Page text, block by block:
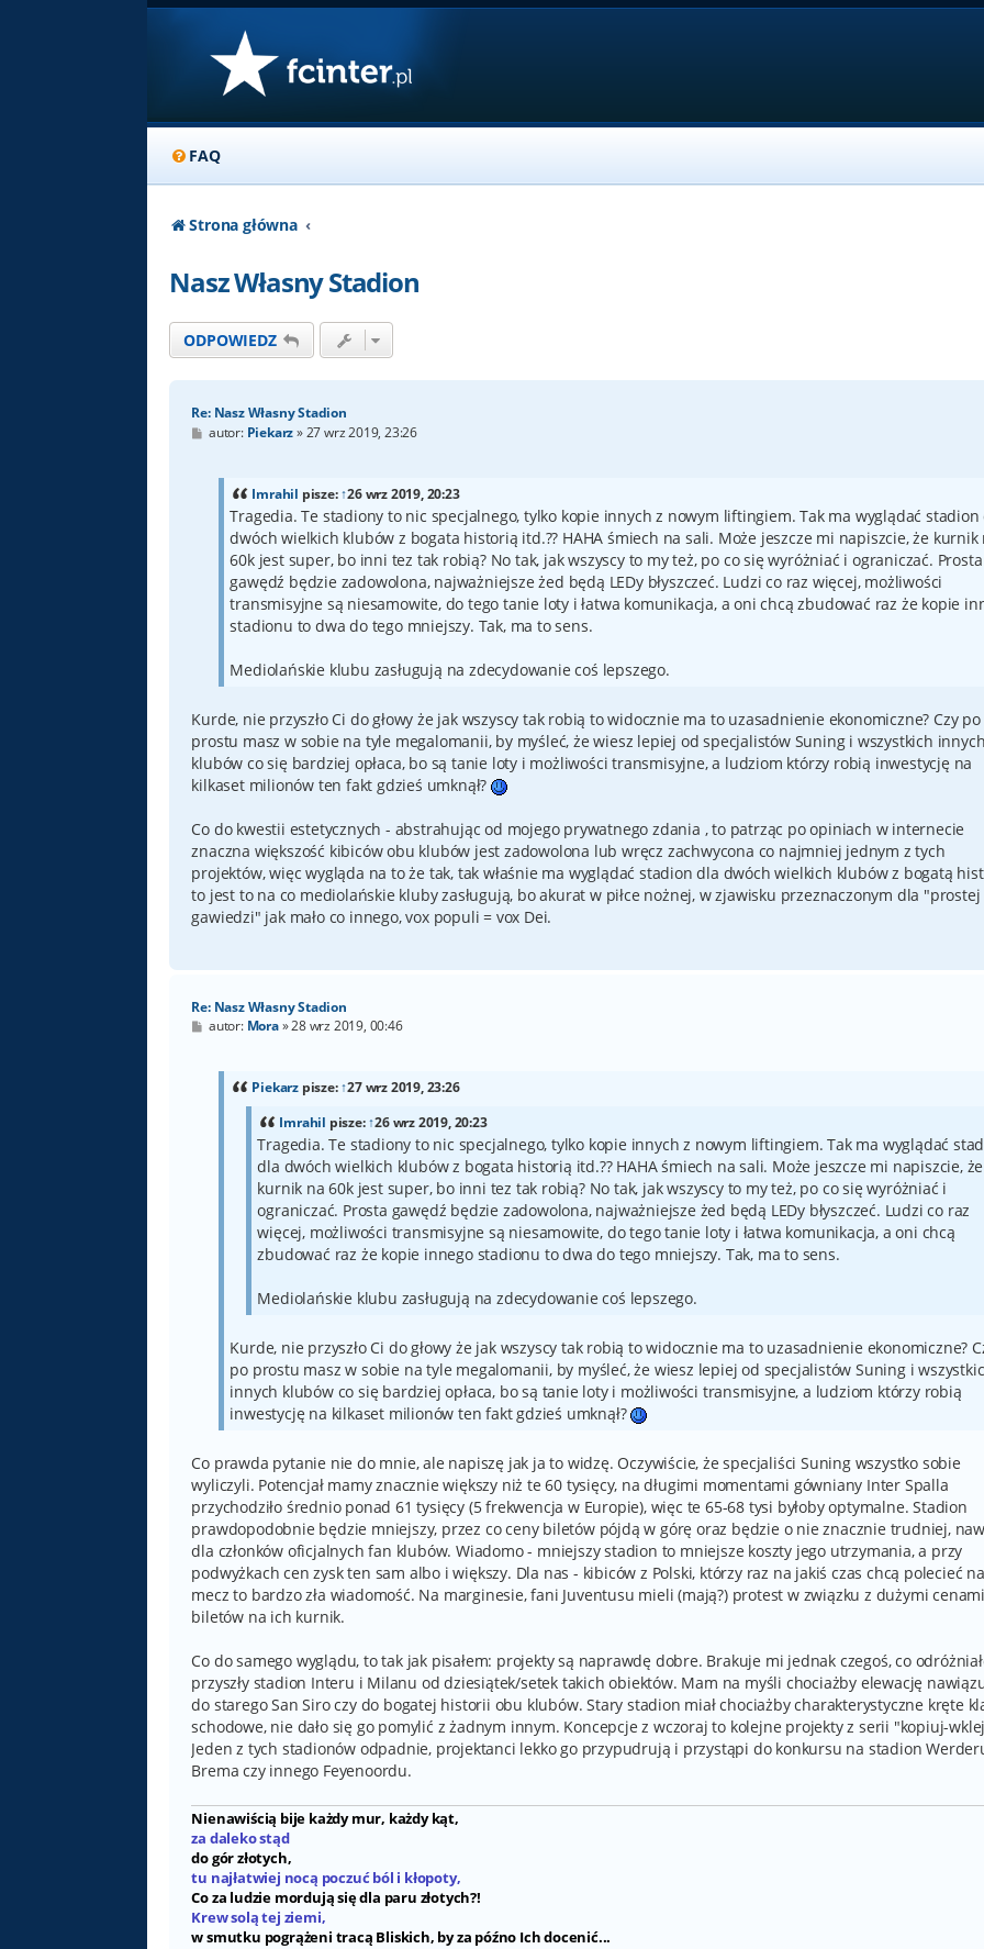
FAQ
Strona główna
Nasz Własny Stadion
ODPOWIEDZ
Re: Nasz Własny Stadion
Pautor: Piekarz»27 wrz 2019, 23:26
Imrahil pisze:↑26 wrz 2019, 20:23
Tragedia. Te stadiony to nic specjalnego, tylko kopie innych z nowym liftingiem. Tak ma wyglądać stadion
dwóch wielkich klubów z bogata historią itd.?? HAHA śmiech na sali. Może jeszcze mi napiszcie, że kurnik
60k jest super, bo inni tez tak robią? No tak, jak wszyscy to my też, po co się wyróżniać i ograniczać. Prosta
gawędź będzie zadowolona, najważniejsze żed będą LEDy błyszczeć. Ludzi co raz więcej, możliwości
transmisyjne są niesamowite, do tego tanie loty i łatwa komunikacja, a oni chcą zbudować raz że kopie
stadionu to dwa do tego mniejszy. Tak, ma to sens.
Mediolańskie klubu zasługują na zdecydowanie coś lepszego.
Kurde, nie przyszło Ci do głowy że jak wszyscy tak robią to widocznie ma to uzasadnienie ekonomiczne? Czy po
prostu masz w sobie na tyle megalomanii, by myśleć, że wiesz lepiej od specjalistów Suning i wszystkich innych
klubów co się bardziej opłaca, bo są tanie loty i możliwości transmisyjne, a ludziom którzy robią inwestycję na
kilkaset milionów ten fakt gdzieś umknął?
Co do kwestii estetycznych - abstrahując od mojego prywatnego zdania , to patrząc po opiniach w internecie
znaczna większość kibiców obu klubów jest zadowolona lub wręcz zachwycona co najmniej jednym z tych
projektów, więc wygląda na to że tak, tak właśnie ma wyglądać stadion dla dwóch wielkich klubów z bogatą
to jest to na co mediolańskie kluby zasługują, bo akurat w piłce nożnej, w zjawisku przeznaczonym dla "prostej
gawiedzi" jak mało co innego, vox populi = vox Dei.
Re: Nasz Własny Stadion
Pautor: Mora»28 wrz 2019, 00:46
Piekarz pisze:↑27 wrz 2019, 23:26
Imrahil pisze:↑26 wrz 2019, 20:23
Tragedia. Te stadiony to nic specjalnego, tylko kopie innych z nowym liftingiem. Tak ma wyglądać
dla dwóch wielkich klubów z bogata historią itd.?? HAHA śmiech na sali. Może jeszcze mi napiszcie, że
kurnik na 60k jest super, bo inni tez tak robią? No tak, jak wszyscy to my też, po co się wyróżniać i
ograniczać. Prosta gawędź będzie zadowolona, najważniejsze żed będą LEDy błyszczeć. Ludzi co raz
więcej, możliwości transmisyjne są niesamowite, do tego tanie loty i łatwa komunikacja, a oni chcą
zbudować raz że kopie innego stadionu to dwa do tego mniejszy. Tak, ma to sens.
Mediolańskie klubu zasługują na zdecydowanie coś lepszego.
Kurde, nie przyszło Ci do głowy że jak wszyscy tak robią to widocznie ma to uzasadnienie ekonomiczne?
po prostu masz w sobie na tyle megalomanii, by myśleć, że wiesz lepiej od specjalistów Suning i
innych klubów co się bardziej opłaca, bo są tanie loty i możliwości transmisyjne, a ludziom którzy robią
inwestycję na kilkaset milionów ten fakt gdzieś umknął?
Co prawda pytanie nie do mnie, ale napiszę jak ja to widzę. Oczywiście, że specjaliści Suning wszystko sobie
wyliczyli. Potencjał mamy znacznie większy niż te 60 tysięcy, na długimi momentami gówniany Inter Spalla
przychodziło średnio ponad 61 tysięcy (5 frekwencja w Europie), więc te 65-68 tysi byłoby optymalne. Stadion
prawdopodobnie będzie mniejszy, przez co ceny biletów pójdą w górę oraz będzie o nie znacznie trudniej,
dla członków oficjalnych fan klubów. Wiadomo - mniejszy stadion to mniejsze koszty jego utrzymania, a przy
podwyżkach cen zysk ten sam albo i większy. Dla nas - kibiców z Polski, którzy raz na jakiś czas chcą polecieć na
mecz to bardzo zła wiadomość. Na marginesie, fani Juventusu mieli (mają?) protest w związku z dużymi cenami
biletów na ich kurnik.
Co do samego wyglądu, to tak jak pisałem: projekty są naprawdę dobre. Brakuje mi jednak czegoś, co
przyszły stadion Interu i Milanu od dziesiątek/setek takich obiektów. Mam na myśli chociażby elewację
do starego San Siro czy do bogatej historii obu klubów. Stary stadion miał chociażby charakterystyczne kręte
schodowe, nie dało się go pomylić z żadnym innym. Koncepcje z wczoraj to kolejne projekty z serii "kopiuj-
Jeden z tych stadionów odpadnie, projektanci lekko go przypudrują i przystąpi do konkursu na stadion
Brema czy innego Feyenoordu.
Nienawiścią bije każdy mur, każdy kąt,
za daleko stąd
do gór złotych,
tu najłatwiej nocą poczuć ból i kłopoty,
Co za ludzie mordują się dla paru złotych?!
Krew solą tej ziemi,
w smutku pogrążeni tracą Bliskich, by za późno Ich docenić...